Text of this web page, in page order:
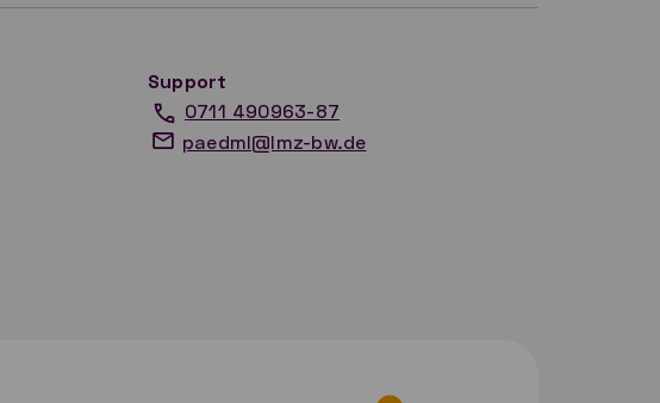
Support
0711 490963-87
paedml@lmz-bw.de